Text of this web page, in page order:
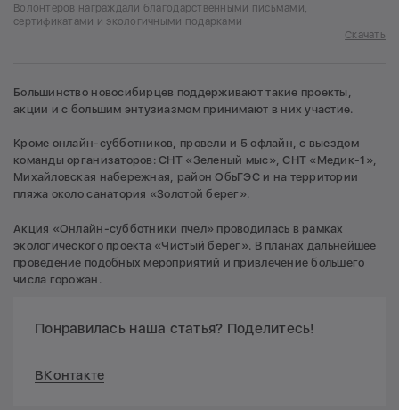
Волонтеров награждали благодарственными письмами,
сертификатами и экологичными подарками
Скачать
Большинство новосибирцев поддерживают такие проекты,
акции и с большим энтузиазмом принимают в них участие.
Кроме онлайн-субботников, провели и 5 офлайн, с выездом
команды организаторов: СНТ «Зеленый мыс», СНТ «Медик-1»,
Михайловская набережная, район ОбьГЭС и на территории
пляжа около санатория «Золотой берег».
Акция «Онлайн-субботники пчел» проводилась в рамках
экологического проекта «Чистый берег». В планах дальнейшее
проведение подобных мероприятий и привлечение большего
числа горожан.
Понравилась наша статья? Поделитесь!
ВКонтакте